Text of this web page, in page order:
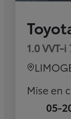
1.0 VVT-
Mise en
05-